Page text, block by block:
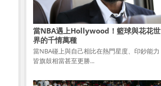
當NBA遇上Hollywood！籃球與花花世
界的千情萬種
當NBA碰上與自己相比在熱門星度、印鈔能力
皆旗鼓相當甚至更勝...